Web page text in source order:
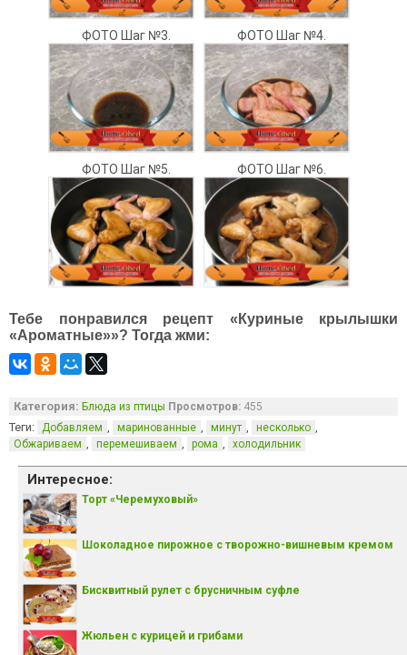
ФОТО Шаг №3. ФОТО Шаг №4.
ФОТО Шаг №5. ФОТО Шаг №6.
Тебе понравился рецепт «Куриные крылышки
«Ароматные»»? Тогда жми:
Категория: Блюда из птицы Просмотров: 455
Теги: Добавляем маринованные минут несколько
Обжариваем перемешиваем рома холодильник
Интересное:
Торт «Черемуховый»
Шоколадное пирожное с творожно-вишневым кремом
Бисквитный рулет с брусничным суфле
Жюльен с курицей и грибами